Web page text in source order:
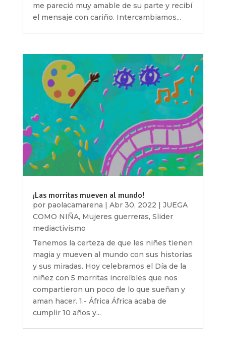
me pareció muy amable de su parte y recibí
el mensaje con cariño. Intercambiamos...
¡Las morritas mueven al mundo!
por paolacamarena | Abr 30, 2022 | JUEGA
COMO NIÑA, Mujeres guerreras, Slider
mediactivismo
Tenemos la certeza de que les niñes tienen
magia y mueven al mundo con sus historias
y sus miradas. Hoy celebramos el Día de la
niñez con 5 morritas increíbles que nos
compartieron un poco de lo que sueñan y
aman hacer. 1.- África África acaba de
cumplir 10 años y...